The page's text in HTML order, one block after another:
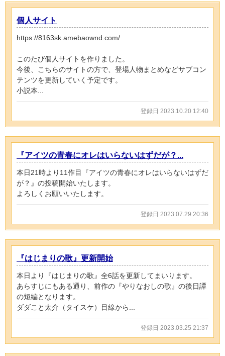
個人サイト
https://8163sk.amebaownd.com/
このたび個人サイトを作りました。
今後、こちらのサイトの方で、登場人物まとめなどサブコン
テンツを更新していく予定です。
小説本...
登録日 2023.10.20 12:40
『アイツの青春にオレはいらないはずだが？...
本日21時より11作目『アイツの青春にオレはいらないはずだ
が？』の投稿開始いたします。
よろしくお願いいたします。
登録日 2023.07.29 20:36
『はじまりの歌』更新開始
本日より『はじまりの歌』全6話を更新してまいります。
あらすじにもある通り、前作の『やりなおしの歌』の後日譚
の短編となります。
ダダこと太介（タイスケ）目線から...
登録日 2023.03.25 21:37